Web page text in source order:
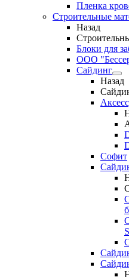
Пленка
Строительные
Назад
Блоки для
ООО
Сайдинг
Назад
Софит